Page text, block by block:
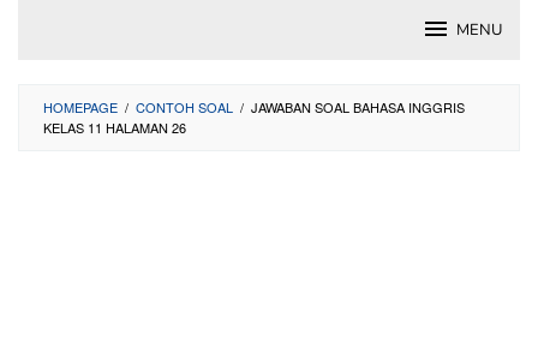
MENU
HOMEPAGE / CONTOH SOAL / JAWABAN SOAL BAHASA INGGRIS
KELAS 11 HALAMAN 26